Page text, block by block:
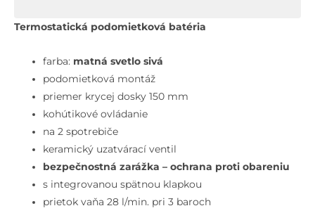
Fonte
batéria
pod
omietku,
spotrebiče,
matná
svetlo
sivá
Termostatická podomietková batéria
farba: matná svetlo sivá
podomietková montáž
priemer krycej dosky 150 mm
kohútikové ovládanie
na 2 spotrebiče
keramický uzatvárací ventil
bezpečnostná zarážka – ochrana proti obareniu
s integrovanou spätnou klapkou
prietok vaňa 28 l/min. pri 3 baroch